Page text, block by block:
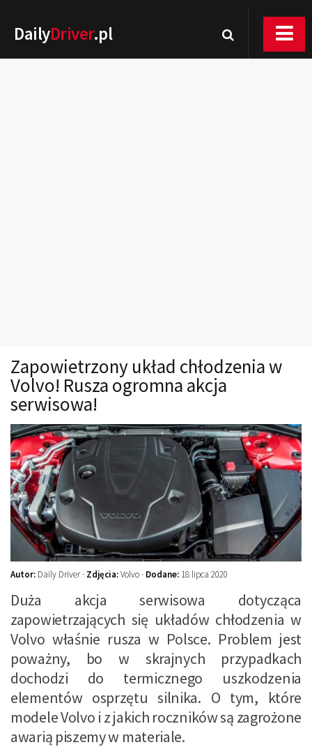
DailyDriver.pl
Technika jazdy
Oświetlenie
Kalkulatory
Przelicznik mocy
Auto z niemiec
Galerie
Zapowietrzony układ chłodzenia w
Volvo! Rusza ogromna akcja
serwisowa!
Autor: Daily Driver · Zdjęcia:Volvo · Dodane: 18 lipca 2020
Duża akcja serwisowa dotycząca
zapowietrzających się układów chłodzenia w
Volvo właśnie rusza w Polsce. Problem jest
poważny, bo w skrajnych przypadkach
dochodzi do termicznego uszkodzenia
elementów osprzętu silnika. O tym, które
modele Volvo i z jakich roczników są zagrożone
awarią piszemy w materiale.